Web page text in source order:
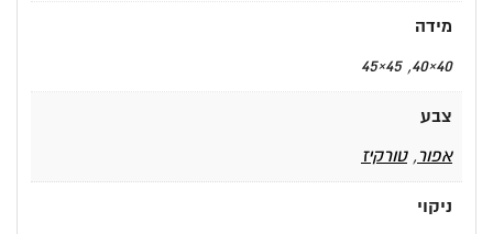
מידה
40×40, 45×45
צבע
אפור ,טורקיז
ניקוי